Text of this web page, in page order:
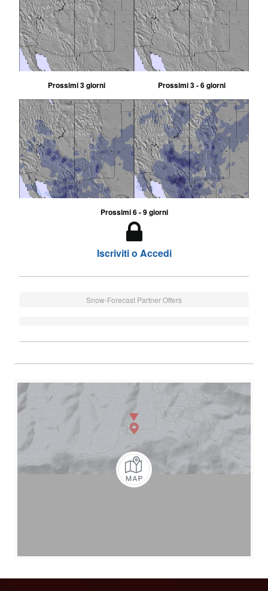
Prossimi 3 giorni Prossimi 3 - 6 giorni
Prossimi 6 - 9 giorni
Iscriviti o Accedi
Snow-Forecast Partner Offers